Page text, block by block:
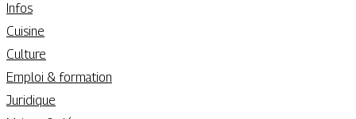
Infos
Cuisine
Culture
Emploi & formation
Juridique